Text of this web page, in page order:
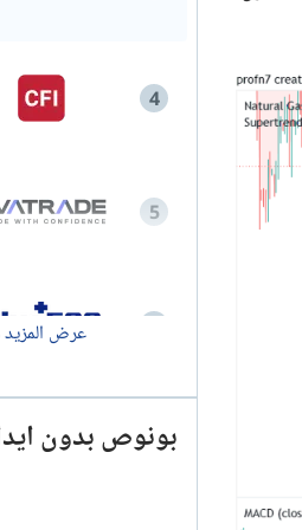
4
5
7
عرض
بونوص بدون